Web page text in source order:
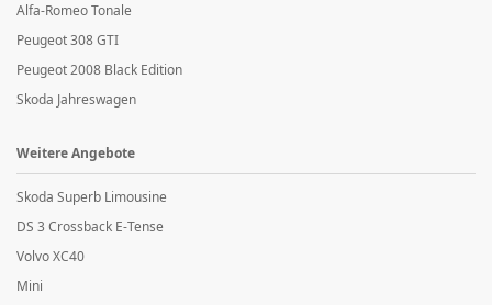
Alfa-Romeo Tonale
Peugeot 308 GTI
Peugeot 2008 Black Edition
Skoda Jahreswagen
Weitere Angebote
Skoda Superb Limousine
DS 3 Crossback E-Tense
Volvo XC40
Mini